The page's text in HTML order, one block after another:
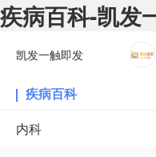
疾病百科-凯发
凯发一触即发
疾病百科
内科